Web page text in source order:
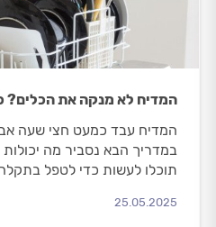
המדיח לא מנקה את הכלים?
המדיח עבד כמעט חצי שעה
במדריך הבא נסביר מה
תוכלו לעשות כדי לטפל
25.05.2025